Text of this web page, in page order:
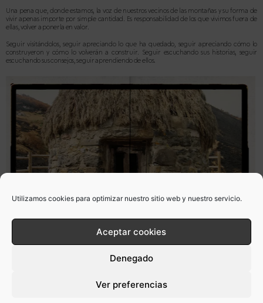
Utilizamos cookies para optimizar nuestro sitio web y nuestro servicio.
Aceptar cookies
Denegado
Ver preferencias
Una pena que, donde estamos, la voz de nuestros vecinos de las montañas y su forma de
vivir apenas importe por simple cantidad. Es responsabilidad de los que vivimos fuera de
ellas, volver a ponerla en valor.
Seguir visitándolos, seguir apreciando lo que ha quedado, seguir apreciando cómo lo
construyeron y cómo lo volverán a construir. Seguir escuchando sus historias, seguir
escuchando sus consejos, seguir aprendiendo de ellos.